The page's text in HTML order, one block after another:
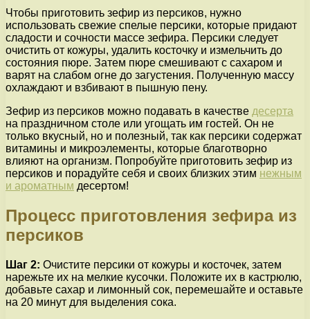
Чтобы приготовить зефир из персиков, нужно
использовать свежие спелые персики, которые придают
сладости и сочности массе зефира. Персики следует
очистить от кожуры, удалить косточку и измельчить до
состояния пюре. Затем пюре смешивают с сахаром и
варят на слабом огне до загустения. Полученную массу
охлаждают и взбивают в пышную пену.
Зефир из персиков можно подавать в качестве десерта
на праздничном столе или угощать им гостей. Он не
только вкусный, но и полезный, так как персики содержат
витамины и микроэлементы, которые благотворно
влияют на организм. Попробуйте приготовить зефир из
персиков и порадуйте себя и своих близких этим нежным
и ароматным десертом!
Процесс приготовления зефира из
персиков
Шаг 2: Очистите персики от кожуры и косточек, затем
нарежьте их на мелкие кусочки. Положите их в кастрюлю,
добавьте сахар и лимонный сок, перемешайте и оставьте
на 20 минут для выделения сока.